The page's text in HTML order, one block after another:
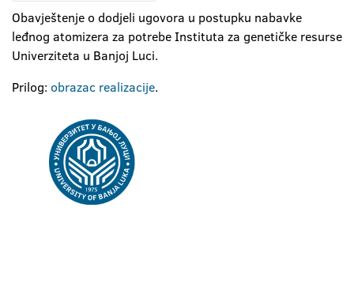
Obavještenje o dodjeli ugovora u postupku nabavke
leđnog atomizera za potrebe Instituta za genetičke resurse
Univerziteta u Banjoj Luci.
Prilog: obrazac realizacije.